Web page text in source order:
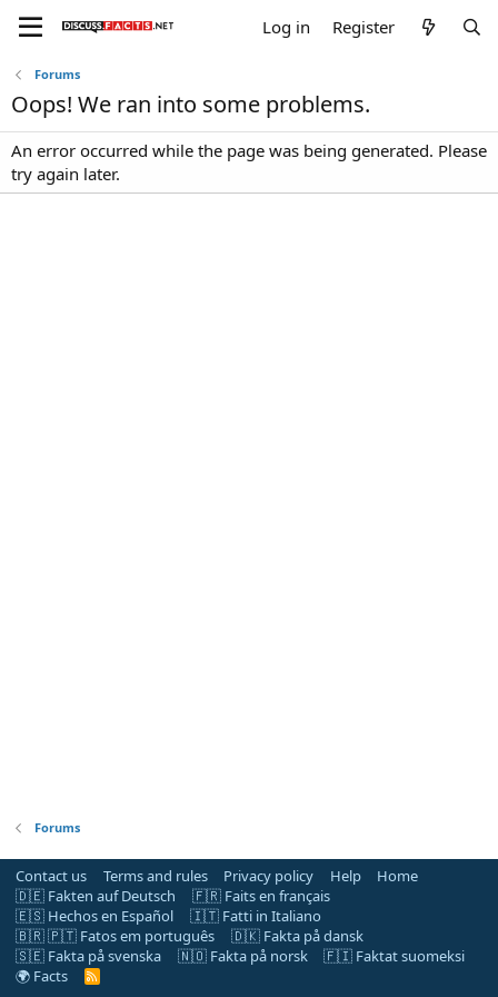
Log in Register
Forums
Oops! We ran into some problems.
An error occurred while the page was being generated. Please
try again later.
Forums
Contact us Terms and rules Privacy policy Help
Home
🇩🇪 Fakten auf Deutsch
🇫🇷 Faits en français
🇪🇸 Hechos en Español
🇮🇹 Fatti in Italiano
🇧🇷 🇵🇹 Fatos em português
🇩🇰 Fakta på dansk
🇸🇪 Fakta på svenska
🇳🇴 Fakta på norsk
🇫🇮 Faktat suomeksi
🌍 Facts
R